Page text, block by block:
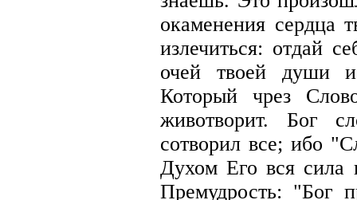
окаменения сердца
излечиться: отдай
очей твоей души
Который чрез
животворит. Бог
сотворил все; ибо
Духом Его вся сила
Премудрость: "Бог